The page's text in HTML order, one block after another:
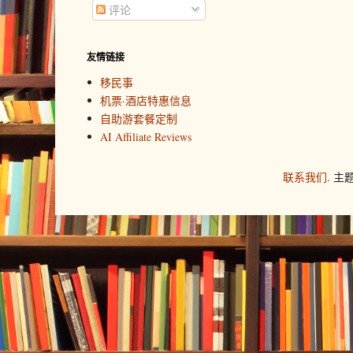
评论
友情链接
移民事
机票·酒店特惠信息
自助游套餐定制
AI Affiliate Reviews
联系我们. 主